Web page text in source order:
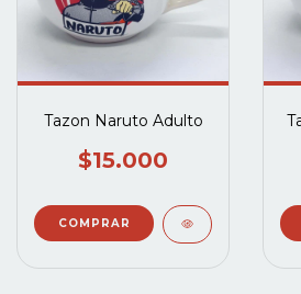
Tazon Naruto Adulto
$15.000